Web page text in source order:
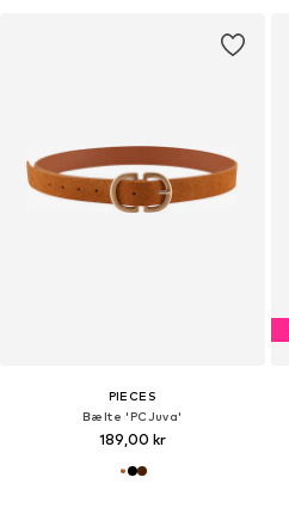
PIECES
Bælte 'PCJuva'
189,00 kr